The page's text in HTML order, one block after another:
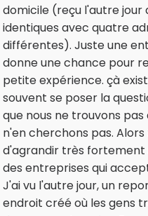
domicile (reçu l'autre
identiques avec quatre
différentes). Juste une
donne une chance pour
petite expérience. çà
souvent se poser la
que nous ne trouvons pas
n'en cherchons pas.
d'agrandir très
des entreprises qui
J'ai vu l'autre jour, un
endroit créé où les gens